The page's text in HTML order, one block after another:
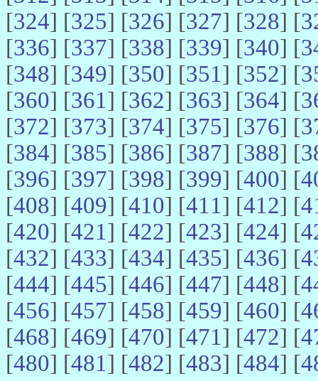
[324] [325] [326] [327] [328] [
[336] [337] [338] [339] [340] [
[348] [349] [350] [351] [352] [
[360] [361] [362] [363] [364] [
[372] [373] [374] [375] [376] [
[384] [385] [386] [387] [388] [
[396] [397] [398] [399] [400] [
[408] [409] [410] [411] [412] [
[420] [421] [422] [423] [424] [
[432] [433] [434] [435] [436] [
[444] [445] [446] [447] [448] [
[456] [457] [458] [459] [460] [
[468] [469] [470] [471] [472] [
[480] [481] [482] [483] [484] [